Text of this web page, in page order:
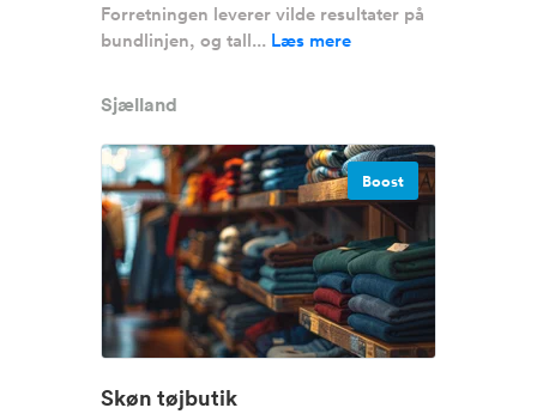
Forretningen leverer vilde resultater på
bundlinjen, og tall... Læs mere
Sjælland
Boost
Skøn tøjbutik